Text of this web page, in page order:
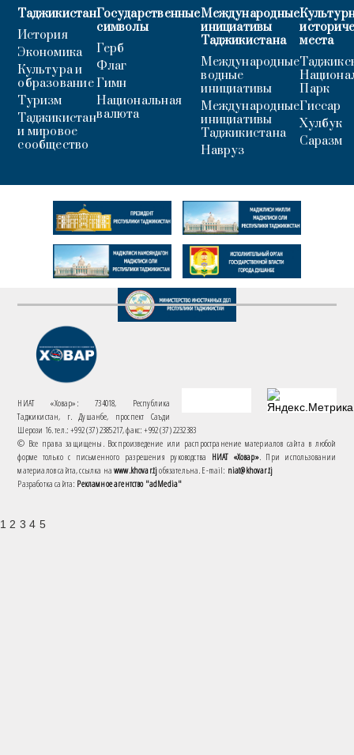
Таджикистан
История
Экономика
Культура и
образование
Туризм
Таджикистан
и мировое
сообщество
Государственные
символы
Герб
Флаг
Гимн
Национальная
валюта
Международные
инициативы
Таджикистана
Международные
водные
инициативы
Международные
инициативы
Таджикистана
Навруз
места
Парк
Гиссар
Хулбук
Саразм
НИАТ «Ховар»: 734018, Республика
Таджикистан, г. Душанбе, проспект Саъди
Шерози 16. тел.: +992 (37) 2385217, факс: +992 (37) 2232383
© Все права защищены. Воспроизведение или распространение материалов сайта в любой
форме только с письменного разрешения руководства НИАТ «Ховар». При использовании
материалов сайта, ссылка наwww.khovar.tjобязательна. E-mail: niat@khovar.tj
Разработка сайта: Рекламное агентство "adMedia"
1 2 3 4 5